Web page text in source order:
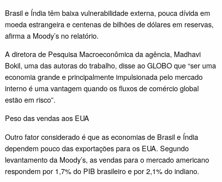
Brasil e Índia têm baixa vulnerabilidade externa, pouca dívida em
moeda estrangeira e centenas de bilhões de dólares em reservas,
afirma a Moody’s no relatório.
A diretora de Pesquisa Macroeconômica da agência, Madhavi
Bokil, uma das autoras do trabalho, disse ao GLOBO que “ser uma
economia grande e principalmente impulsionada pelo mercado
interno é uma vantagem quando os fluxos de comércio global
estão em risco”.
Peso das vendas aos EUA
Outro fator considerado é que as economias de Brasil e Índia
dependem pouco das exportações para os EUA. Segundo
levantamento da Moody’s, as vendas para o mercado americano
respondem por 1,7% do PIB brasileiro e por 2,1% do indiano.